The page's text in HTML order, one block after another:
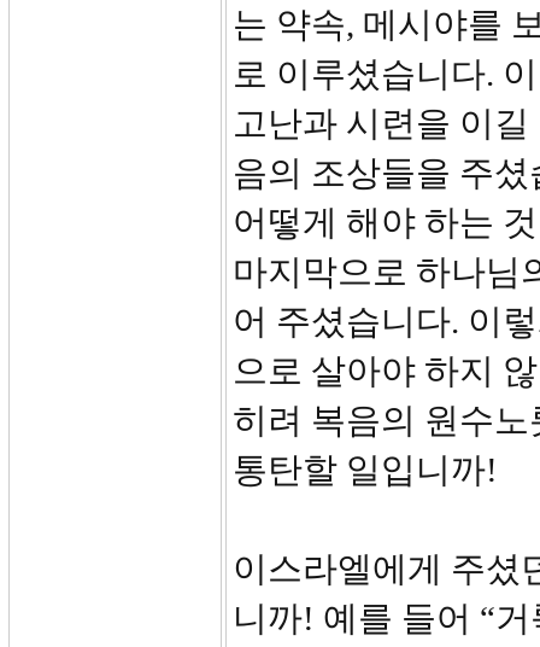
는 약속, 메시야를
로 이루셨습니다.
고난과 시련을 이
음의 조상들을 주
어떻게 해야 하는
마지막으로 하나님
어 주셨습니다. 이
으로 살아야 하지
히려 복음의 원수
통탄할 일입니까!
이스라엘에게 주셨
니까! 예를 들어 “